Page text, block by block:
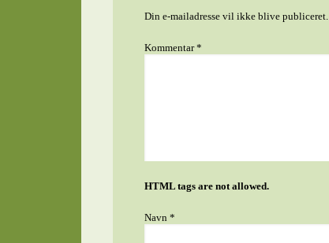
Din e-mailadresse vil ikke blive publiceret.
Kommentar*
HTML tags are not allowed.
Navn *